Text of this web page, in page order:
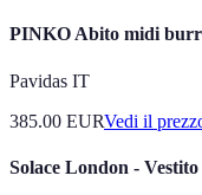
PINKO Abito midi
Pavidas IT
385.00 EURVedi il
Solace London -